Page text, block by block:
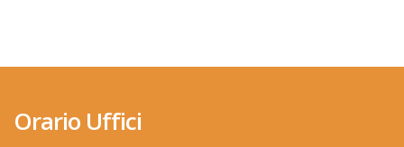
Orario Uffici